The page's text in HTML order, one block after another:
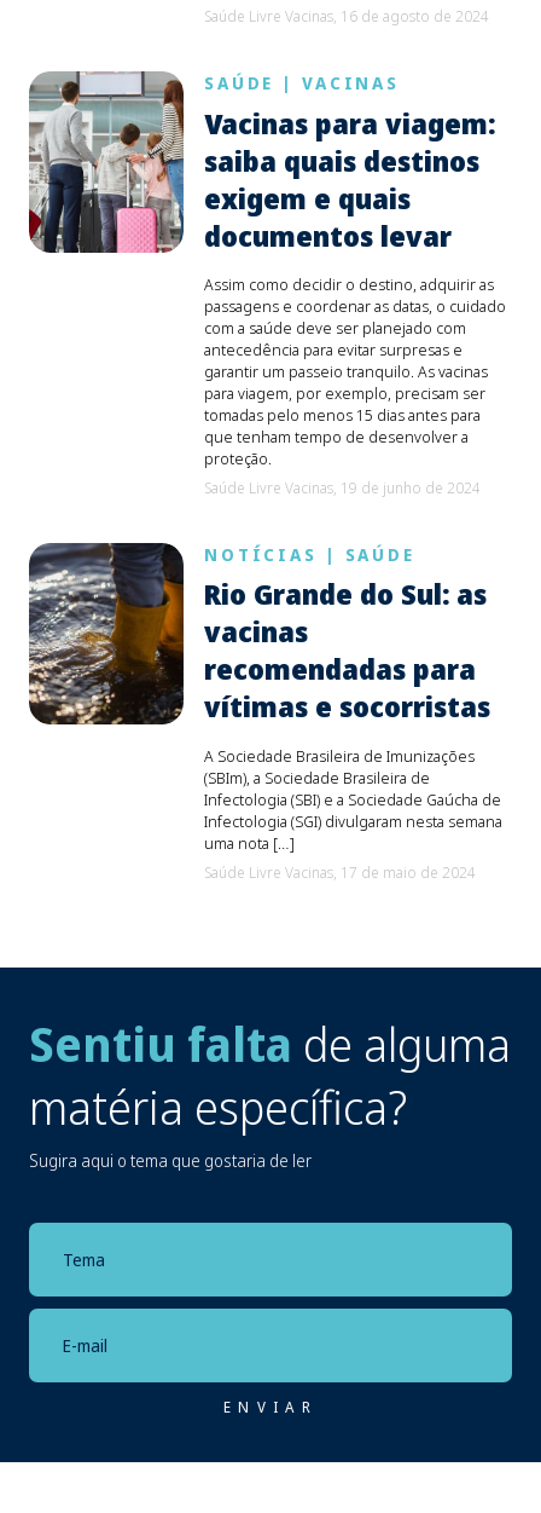
Saúde Livre Vacinas, 16 de agosto de 2024
SAÚDE | VACINAS
Vacinas para viagem:
saiba quais destinos
exigem e quais
documentos levar
Assim como decidir o destino, adquirir as
passagens e coordenar as datas, o cuidado
com a saúde deve ser planejado com
antecedência para evitar surpresas e
garantir um passeio tranquilo. As vacinas
para viagem, por exemplo, precisam ser
tomadas pelo menos 15 dias antes para
que tenham tempo de desenvolver a
proteção.
Saúde Livre Vacinas, 19 de junho de 2024
NOTÍCIAS | SAÚDE
Rio Grande do Sul: as
vacinas
recomendadas para
vítimas e socorristas
A Sociedade Brasileira de Imunizações
(SBIm), a Sociedade Brasileira de
Infectologia (SBI) e a Sociedade Gaúcha de
Infectologia (SGI) divulgaram nesta semana
uma nota […]
Saúde Livre Vacinas, 17 de maio de 2024
Sentiu falta de alguma
matéria específica?
Sugira aqui o tema que gostaria de ler